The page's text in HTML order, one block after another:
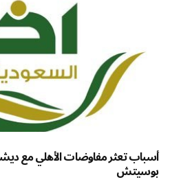
أسباب تعثر مفاوضات الأهلي مع
بوسيتش